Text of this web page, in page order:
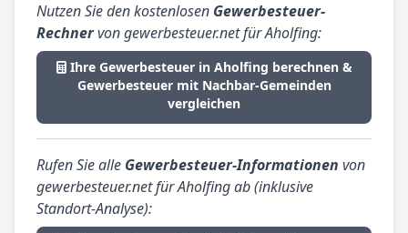
Nutzen Sie den kostenlosen Gewerbesteuer-
Rechnervon gewerbesteuer.net für Aholfing:
Ihre Gewerbesteuer in Aholfing berechnen &
Gewerbesteuer mit Nachbar-Gemeinden
vergleichen
Rufen Sie alle Gewerbesteuer-Informationen von
gewerbesteuer.net für Aholfing ab (inklusive
Standort-Analyse):